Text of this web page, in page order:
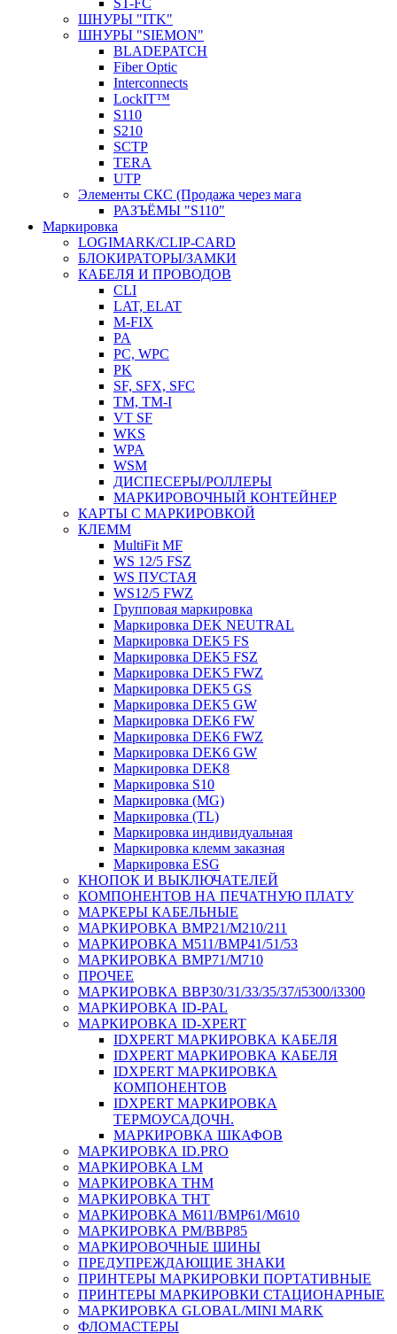
ШНУРЫ "ITK"
ШНУРЫ "SIEMON"
BLADEPATCH
Fiber Optic
Interconnects
LockIT™
S110
S210
SCTP
TERA
UTP
Элементы СКС (Продажа через мага
РАЗЪЁМЫ "S110"
Маркировка
LOGIMARK/CLIP-CARD
БЛОКИРАТОРЫ/ЗАМКИ
КАБЕЛЯ И ПРОВОДОВ
CLI
LAT, ELAT
M-FIX
PA
PC, WРС
PK
SF, SFX, SFC
TM, TM-I
VT SF
WKS
WPA
WSM
ДИСПЕСЕРЫ/РОЛЛЕРЫ
МАРКИРОВОЧНЫЙ КОНТЕЙНЕР
КАРТЫ С МАРКИРОВКОЙ
КЛЕММ
MultiFit MF
WS 12/5 FSZ
WS ПУСТАЯ
WS12/5 FWZ
Групповая маркировка
Маркировка DEK NEUTRAL
Маркировка DEK5 FS
Маркировка DEK5 FSZ
Маркировка DEK5 FWZ
Маркировка DEK5 GS
Маркировка DEK5 GW
Маркировка DEK6 FW
Маркировка DEK6 FWZ
Маркировка DEK6 GW
Маркировка DEK8
Маркировка S10
Маркировка (MG)
Маркировка (TL)
Маркировка индивидуальная
Маркировка клемм заказная
Маркировка ESG
КНОПОК И ВЫКЛЮЧАТЕЛЕЙ
КОМПОНЕНТОВ НА ПЕЧАТНУЮ ПЛАТУ
МАРКЕРЫ КАБЕЛЬНЫЕ
МАРКИРОВКА BMP21/M210/211
МАРКИРОВКА M511/BMP41/51/53
МАРКИРОВКА BMP71/M710
ПРОЧЕЕ
МАРКИРОВКА BBP30/31/33/35/37/i5300/i3300
МАРКИРОВКА ID-PAL
МАРКИРОВКА ID-XPERT
IDXPERT МАРКИРОВКА КАБЕЛЯ
IDXPERT МАРКИРОВКА КАБЕЛЯ
IDXPERT МАРКИРОВКА
КОМПОНЕНТОВ
IDXPERT МАРКИРОВКА
ТЕРМОУСАДОЧН.
МАРКИРОВКА ШКАФОВ
МАРКИРОВКА ID.PRO
МАРКИРОВКА LM
МАРКИРОВКА THM
МАРКИРОВКА THT
МАРКИРОВКА M611/BMP61/M610
МАРКИРОВКА PM/BBP85
МАРКИРОВОЧНЫЕ ШИНЫ
ПРЕДУПРЕЖДАЮЩИЕ ЗНАКИ
ПРИНТЕРЫ МАРКИРОВКИ ПОРТАТИВНЫЕ
ПРИНТЕРЫ МАРКИРОВКИ СТАЦИОНАРНЫЕ
МАРКИРОВКА GLOBAL/MINI MARK
ФЛОМАСТЕРЫ